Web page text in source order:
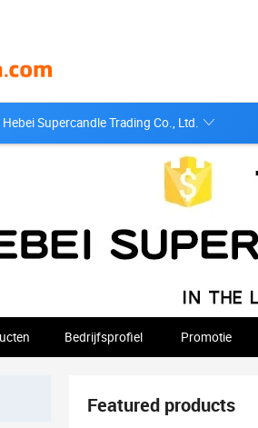
Hebei Supercandle Trading Co., Ltd.
Bedrijfsprofiel Promotie
Featured products